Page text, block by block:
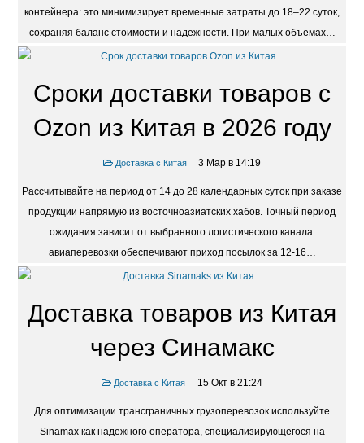
контейнера: это минимизирует временные затраты до 18–22 суток,
сохраняя баланс стоимости и надежности. При малых объемах…
Сроки доставки товаров с
Ozon из Китая в 2026 году
Доставка с Китая 3 Мар в 14:19
Рассчитывайте на период от 14 до 28 календарных суток при заказе
продукции напрямую из восточноазиатских хабов. Точный период
ожидания зависит от выбранного логистического канала:
авиаперевозки обеспечивают приход посылок за 12-16…
Доставка товаров из Китая
через Синамакс
Доставка с Китая 15 Окт в 21:24
Для оптимизации трансграничных грузоперевозок используйте
Sinamax как надежного оператора, специализирующегося на